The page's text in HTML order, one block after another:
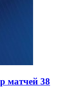
матчей 38